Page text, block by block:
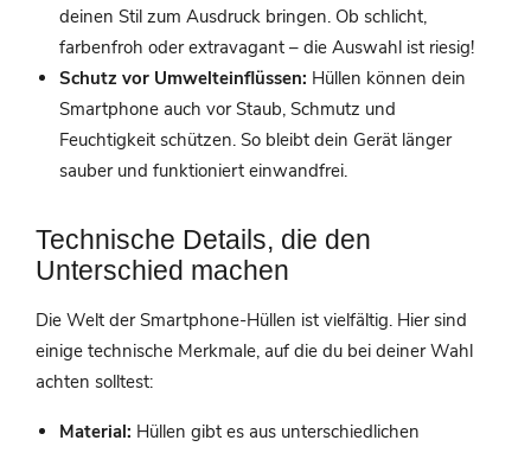
deinen Stil zum Ausdruck bringen. Ob schlicht,
farbenfroh oder extravagant – die Auswahl ist riesig!
Schutz vor Umwelteinflüssen: Hüllen können dein
Smartphone auch vor Staub, Schmutz und
Feuchtigkeit schützen. So bleibt dein Gerät länger
sauber und funktioniert einwandfrei.
Technische Details, die den
Unterschied machen
Die Welt der Smartphone-Hüllen ist vielfältig. Hier sind
einige technische Merkmale, auf die du bei deiner Wahl
achten solltest:
Material: Hüllen gibt es aus unterschiedlichen